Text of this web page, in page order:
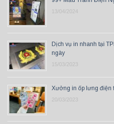
13/04/2024
Dịch vụ in nhanh tại
ngày
15/03/2023
Xưởng in ốp lưng điện
20/03/2023